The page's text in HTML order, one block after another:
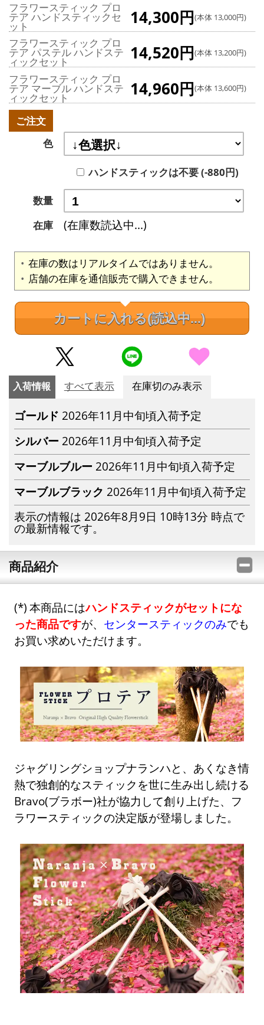
フラワースティック プロ
テア ハンドスティックセ
ット 14,300円(本体 13,000円)
フラワースティック プロ
テア パステル ハンドステ
ィックセット 14,520円(本体 13,200円)
フラワースティック プロ
テア マーブル ハンドステ
ィックセット 14,960円(本体 13,600円)
ご注文
色
ハンドスティックは不要 (-880円)
数量
在庫
(在庫数読込中...)
在庫の数はリアルタイムではありません。
店舗の在庫を通信販売で購入できません。
カートに入れる(読込中...)
入荷情報 すべて表示 在庫切のみ表示
ゴールド 2026年11月中旬頃入荷予定
シルバー 2026年11月中旬頃入荷予定
マーブルブルー 2026年11月中旬頃入荷予定
マーブルブラック 2026年11月中旬頃入荷予定
表示の情報は 2026年8月9日 10時13分 時点で
の最新情報です。
商品紹介
本商品にはハンドスティックがセットにな
った商品ですが、 センタースティックのみでも
お買い求めいただけます。
ジャグリングショップナランハと、あくなき情
熱で独創的なスティックを世に生み出し続ける
Bravo(ブラボー)社が協力して創り上げた、フ
ラワースティックの決定版が登場しました。